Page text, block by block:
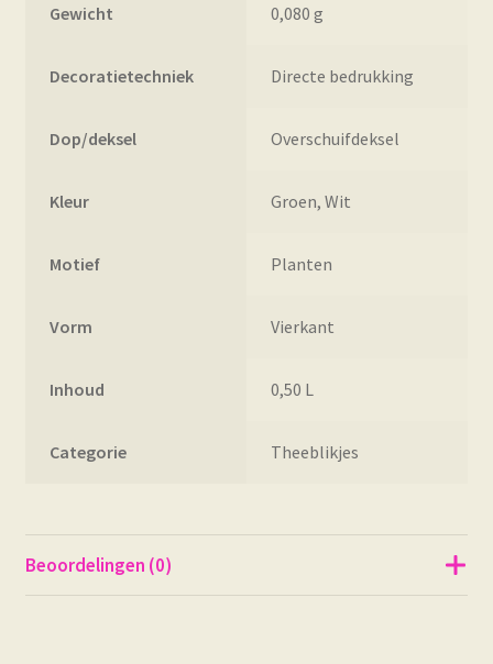
Gewicht 0,080 g
Decoratietechniek Directe bedrukking
Dop/deksel Overschuifdeksel
Kleur Groen, Wit
Motief Planten
Vorm Vierkant
Inhoud 0,50 L
Categorie Theeblikjes
Beoordelingen (0)